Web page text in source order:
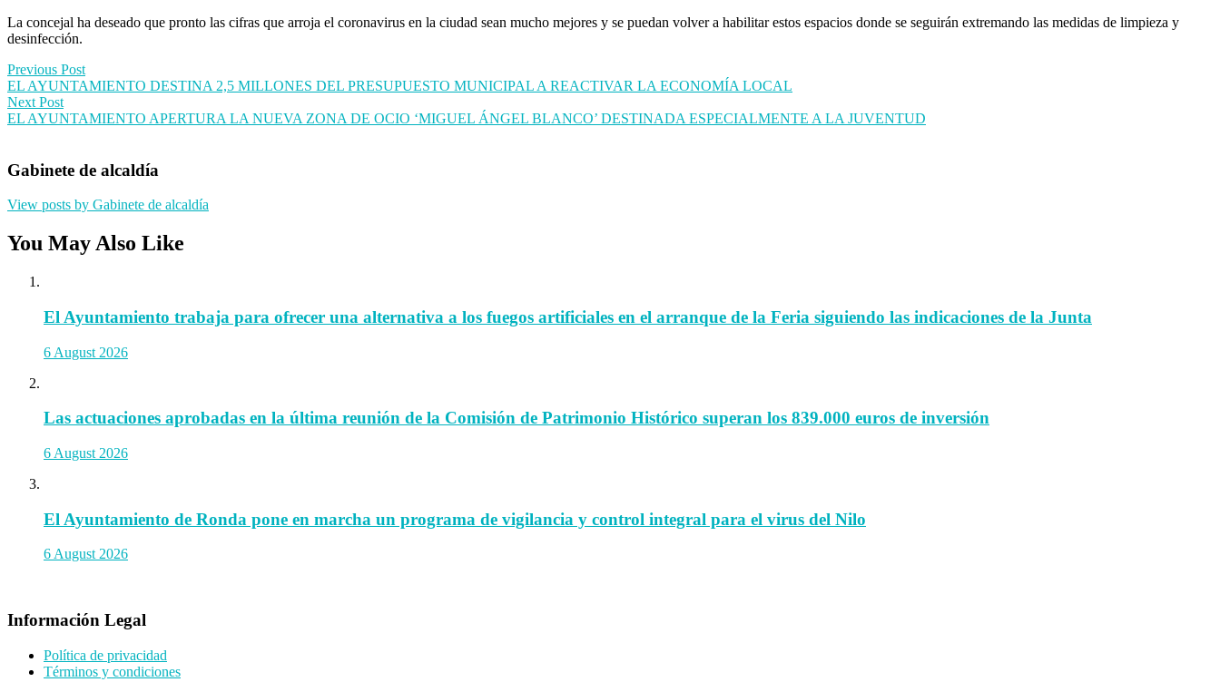
La concejal ha deseado que pronto las cifras que arroja el coronavirus en la ciudad sean mucho mejores y se puedan volver a habilitar estos espacios donde se seguirán extremando las medidas de limpieza y
desinfección.
Post
navigation
Previous Post
EL AYUNTAMIENTO DESTINA 2,5 MILLONES DEL PRESUPUESTO MUNICIPAL A REACTIVAR LA ECONOMÍA LOCAL
Next Post
EL AYUNTAMIENTO APERTURA LA NUEVA ZONA DE OCIO ‘MIGUEL ÁNGEL BLANCO’ DESTINADA ESPECIALMENTE A LA JUVENTUD
Gabinete de alcaldía
View posts by Gabinete de alcaldía
You May Also Like
El Ayuntamiento trabaja para ofrecer una alternativa a los fuegos artificiales en el arranque de la Feria siguiendo las indicaciones de la Junta
6 August 2026
Las actuaciones aprobadas en la última reunión de la Comisión de Patrimonio Histórico superan los 839.000 euros de inversión
6 August 2026
El Ayuntamiento de Ronda pone en marcha un programa de vigilancia y control integral para el virus del Nilo
6 August 2026
Información Legal
Política de privacidad
Términos y condiciones